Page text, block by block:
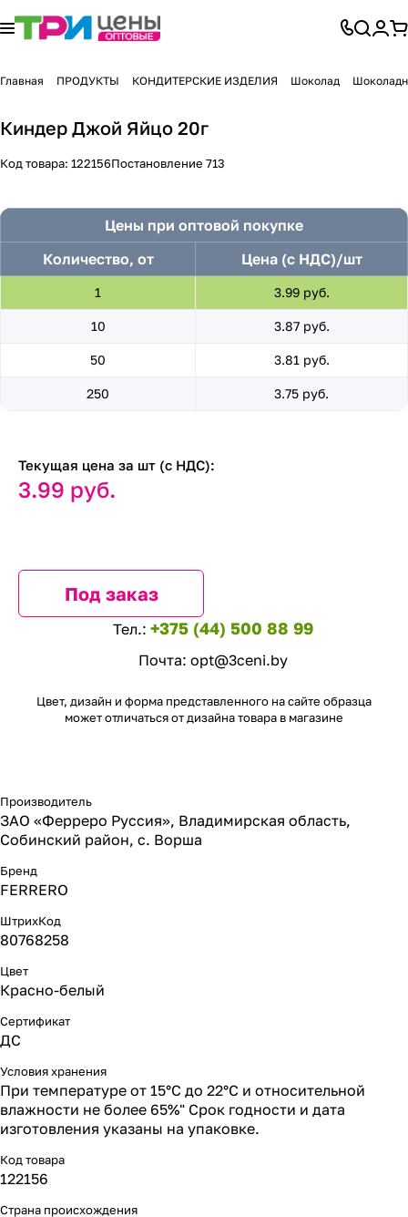
Главная ПРОДУКТЫ КОНДИТЕРСКИЕ ИЗДЕЛИЯ Шоколад
Киндер Джой Яйцо 20г
Код товара: 122156Постановление 713
Цены при оптовой покупке
Количество, от
Цена (с НДС)/шт
1 3.99 руб.
10 3.87 руб.
50 3.81 руб.
250 3.75 руб.
Текущая цена за шт (с НДС):
3.99 руб.
Под заказ
Тел.: +375 (44) 500 88 99
Почта: opt@3ceni.by
Цвет, дизайн и форма представленного на сайте образца
может отличаться от дизайна товара в магазине
Производитель
ЗАО «Ферреро Руссия», Владимирская область,
Собинский район, с. Ворша
Бренд
FERRERO
ШтрихКод
80768258
Цвет
Красно-белый
Сертификат
ДС
Условия хранения
При температуре от 15°C до 22°C и относительной
влажности не более 65%" Срок годности и дата
изготовления указаны на упаковке.
Код товара
122156
Страна происхождения